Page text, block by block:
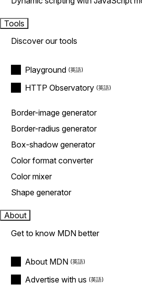
Tools
Discover our tools
Playground
HTTP Observatory
Border-image generator
Border-radius generator
Box-shadow generator
Color format converter
Color mixer
Shape generator
About
Get to know MDN better
About MDN
Advertise with us